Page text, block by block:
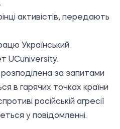
активістів, передають
Український
UCuniversity.
за запитами
в гарячих точках країни
російській агресії
у повідомленні.